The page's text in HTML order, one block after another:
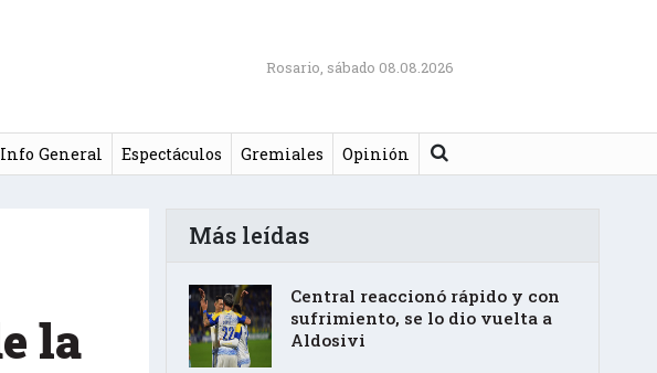
Rosario, sábado 08.08.2026
Info General Espectáculos Gremiales Opinión Buscar
la
Más leídas
Central reaccionó rápido y con
sufrimiento, se lo dio vuelta a
Aldosivi